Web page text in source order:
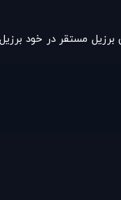
برزیل مستقر در خود